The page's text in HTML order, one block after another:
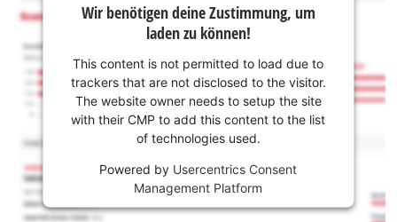
Wir benötigen deine Zustimmung, um
laden zu können!
This content is not permitted to load due to
trackers that are not disclosed to the visitor.
The website owner needs to setup the site
with their CMP to add this content to the list
of technologies used.
Powered by Usercentrics Consent
Management Platform